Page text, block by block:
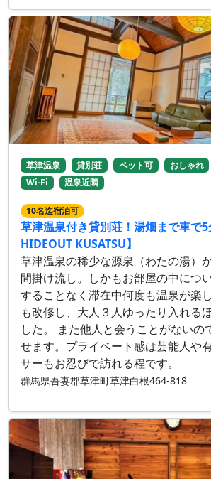
草津温泉 貸別荘 ペット可 おしゃれ
Wi-Fi
温泉近隣
10名迄宿泊可
草津温泉付き貸別荘！湯畑まで車で5
HIDEOUT KUSATSU】
草津温泉の稀少な源泉（わたの湯）
間掛け流し。しかもお部屋の中につ
することなく滞在中何度も温泉が楽
も改修し、大人３人ゆったり入れる
した。 また他人と会うことがないの
せます。プライベート感は芸能人や
サーもお忍びで訪れる程です。
群馬県吾妻郡草津町草津白根464-818